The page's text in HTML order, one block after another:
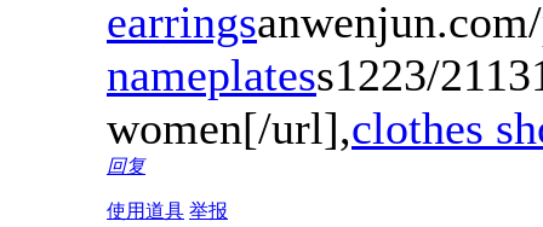
earrings
nameplatess1223/
women[/url],clothes
回复
使用道具 举报